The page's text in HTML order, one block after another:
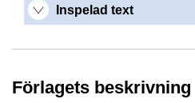
Inspelad text
Förlagets beskrivning